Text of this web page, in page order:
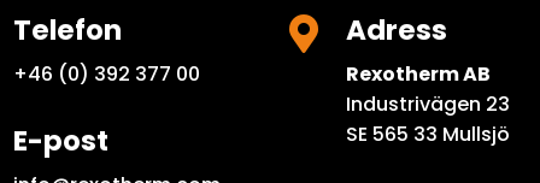
Telefon
+46 (0) 392 377 00
E-post
 Adress
Rexotherm AB
Industrivägen 23
SE 565 33 Mullsjö